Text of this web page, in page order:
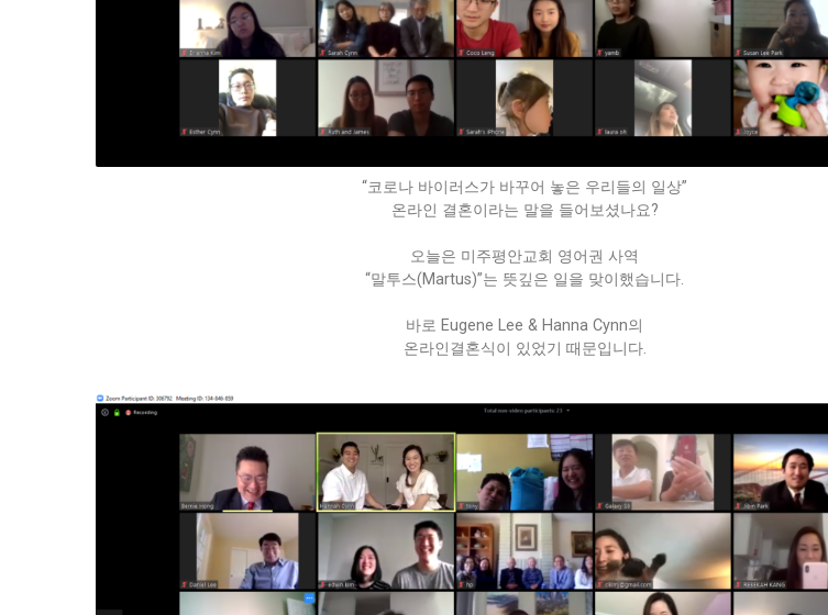
“코로나 바이러스가 바꾸어 놓은 우리들의 일상”
온라인 결혼이라는 말을 들어보셨나요?
오늘은 미주평안교회 영어권 사역
“말투스(Martus)”는 뜻깊은 일을 맞이했습니다.
바로 Eugene Lee & Hanna Cynn의
온라인결혼식이 있었기 때문입니다.